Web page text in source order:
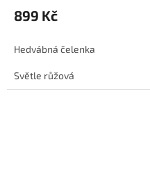
899 Kč
Hedvábná čelenka
Světle růžová